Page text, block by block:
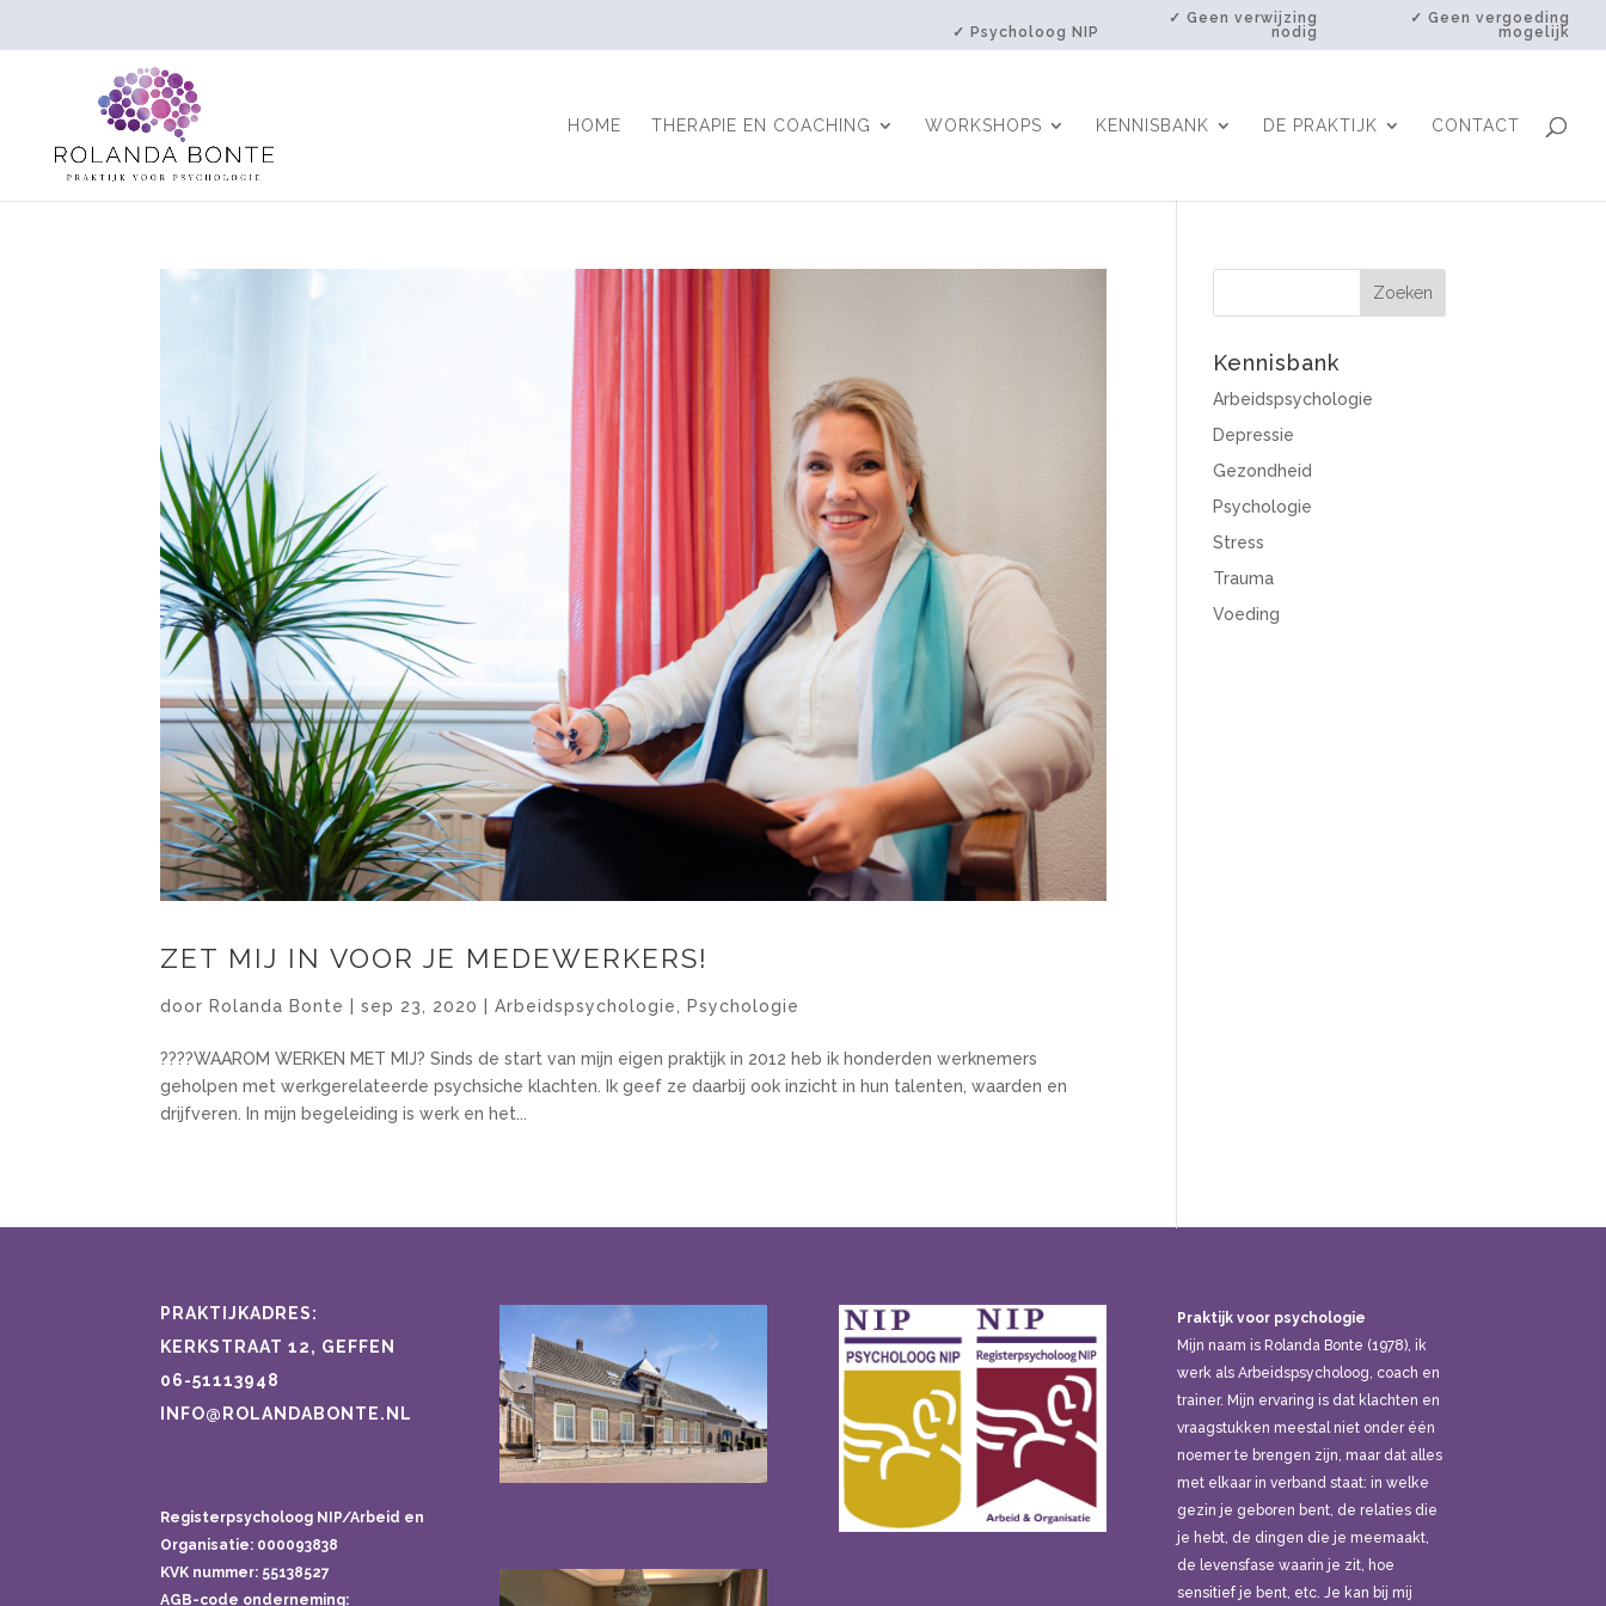
✓ Psycholoog NIP
✓ Geen verwijzing
nodig
✓ Geen vergoeding
mogelijk
HOME THERAPIE EN COACHING WORKSHOPS KENNISBANK DE PRAKTIJK CONTACT
ZET MIJ IN VOOR JE MEDEWERKERS!
door Rolanda Bonte |sep 23, 2020 |Arbeidspsychologie, Psychologie
????WAAROM WERKEN MET MIJ? Sinds de start van mijn eigen praktijk in 2012 heb ik honderden werknemers
geholpen met werkgerelateerde psychsiche klachten. Ik geef ze daarbij ook inzicht in hun talenten, waarden en
drijfveren. In mijn begeleiding is werk en het...
Kennisbank
Arbeidspsychologie
Depressie
Gezondheid
Psychologie
Stress
Trauma
Voeding
PRAKTIJKADRES:
KERKSTRAAT 12, GEFFEN
06-51113948
INFO@ROLANDABONTE.NL
Registerpsycholoog NIP/Arbeid en
Organisatie: 000093838
KVK nummer: 55138527
AGB-code onderneming:
Praktijk voor psychologie
Mijn naam is Rolanda Bonte (1978), ik
werk als Arbeidspsycholoog, coach en
trainer. Mijn ervaring is dat klachten en
vraagstukken meestal niet onder één
noemer te brengen zijn, maar dat alles
met elkaar in verband staat: in welke
gezin je geboren bent, de relaties die
je hebt, de dingen die je meemaakt,
de levensfase waarin je zit, hoe
sensitief je bent, etc. Je kan bij mij